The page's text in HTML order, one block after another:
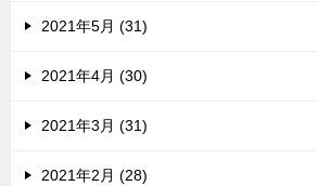
2021年5月 (31)
2021年4月 (30)
2021年3月 (31)
2021年2月 (28)